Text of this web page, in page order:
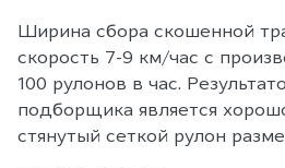
Ширина сбора скошенной
скорость 7-9 км/час с
100 рулонов в час.
подборщика является
стянутый сеткой рулон